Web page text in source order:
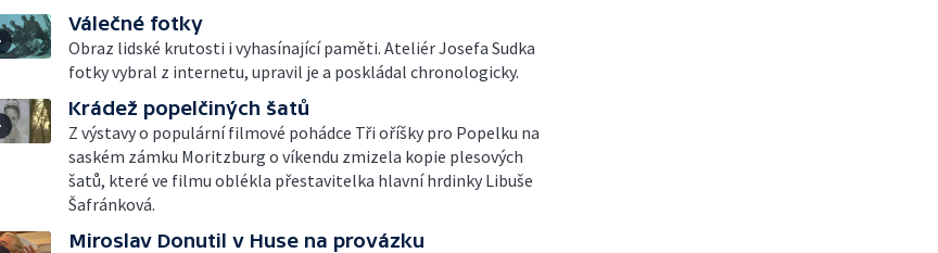
Válečné fotky
Obraz lidské krutosti i vyhasínající paměti. Ateliér Josefa Sudka
fotky vybral z internetu, upravil je a poskládal chronologicky.
Krádež popelčiných šatů
Z výstavy o populární filmové pohádce Tři oříšky pro Popelku na
saském zámku Moritzburg o víkendu zmizela kopie plesových
šatů, které ve filmu oblékla přestavitelka hlavní hrdinky Libuše
Šafránková.
Miroslav Donutil v Huse na provázku